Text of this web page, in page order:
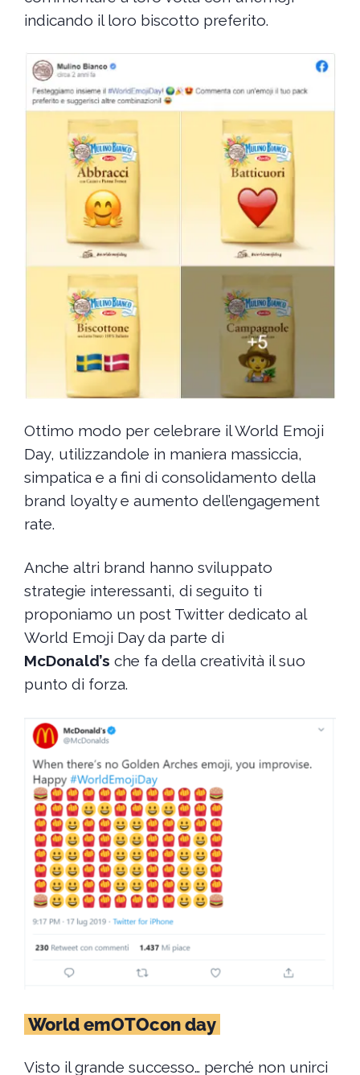
indicando il loro biscotto preferito.
Ottimo modo per celebrare il World Emoji
Day, utilizzandole in maniera massiccia,
simpatica e a fini di consolidamento della
brand loyalty e aumento dell’engagement
rate.
Anche altri brand hanno sviluppato
strategie interessanti, di seguito ti
proponiamo un post Twitter dedicato al
World Emoji Day da parte di
McDonald’s che fa della creatività il suo
punto di forza.
World emOTOcon day
Visto il grande successo… perché non unirci